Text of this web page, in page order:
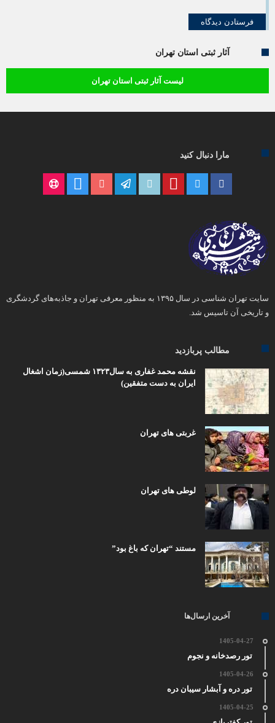
آثار ثبتی استان تهران
لیست آثار ثبتی استان تهران
مارا دنبال کنید
سایت تهران شناسی در سال ۱۳۹۵ به منظور معرفی تهران و جاذبه‌های گردشگری
و تاریخی آن تاسیس شد.
مطالب پربازدید
نقشه محمد غفاری به سال۱۳۲۳ شمسی(زمان اشغال
ایران به دست متفقین)
غربتی های تهران
لوطی های تهران
مستند “تهران که باغ بود”
آخرین ارسال‌ها
1405-04-27
تور رصدخانه و نجوم
1405-04-26
تور دره و آبشار سیبان دره
1405-04-25